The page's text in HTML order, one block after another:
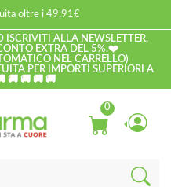
oltre i 49,91€
ISCRIVITI ALLA NEWSLETTER,
EXTRA DEL 5%.❤️
NEL CARRELLO)
PER IMPORTI SUPERIORI A
🚚 🚚 🚚 🚚
0